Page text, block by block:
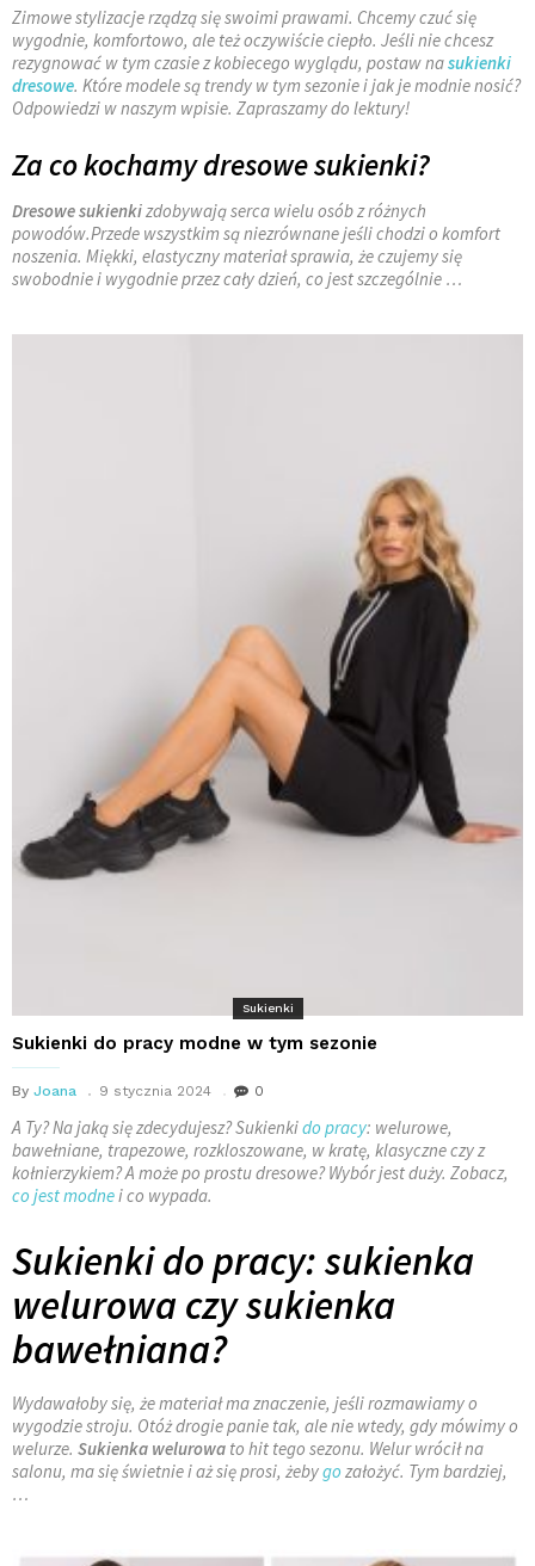
Zimowe stylizacje rządzą się swoimi prawami. Chcemy czuć się
wygodnie, komfortowo, ale też oczywiście ciepło. Jeśli nie chcesz
rezygnować w tym czasie z kobiecego wyglądu, postaw nasukienki
dresowe. Które modele są trendy w tym sezonie i jak je modnie nosić?
Odpowiedzi w naszym wpisie. Zapraszamy do lektury!
Za co kochamy dresowe sukienki?
Dresowe sukienkizdobywają serca wielu osób z różnych
powodów.Przede wszystkim są niezrównane jeśli chodzi o komfort
noszenia. Miękki, elastyczny materiał sprawia, że czujemy się
swobodnie i wygodnie przez cały dzień, co jest szczególnie …
Sukienki
Sukienki do pracy modne w tym sezonie
By Joana 9 stycznia 2024 0
A Ty? Na jaką się zdecydujesz? Sukienkido pracy: welurowe,
bawełniane, trapezowe, rozkloszowane, w kratę, klasyczne czy z
kołnierzykiem? A może po prostu dresowe? Wybór jest duży. Zobacz,
co jest modnei co wypada.
Sukienki do pracy: sukienka
welurowa czy sukienka
bawełniana?
Wydawałoby się, że materiał ma znaczenie, jeśli rozmawiamy o
wygodzie stroju. Otóż drogie panie tak, ale nie wtedy, gdy mówimy o
welurze. Sukienka welurowa to hit tego sezonu. Welur wrócił na
salonu, ma się świetnie i aż się prosi, żebygo założyć. Tym bardziej,
…